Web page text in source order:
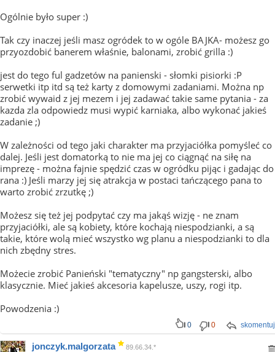
Ogólnie było super :)
Tak czy inaczej jeśli masz ogródek to w ogóle BAJKA- możesz go
przyozdobić banerem właśnie, balonami, zrobić grilla :)
jest do tego ful gadzetów na panienski - słomki pisiorki :P
serwetki itp itd są też karty z domowymi zadaniami. Można np
zrobić wywaid z jej mezem i jej zadawać takie same pytania - za
kazda zla odpowiedz musi wypić karniaka, albo wykonać jakieś
zadanie ;)
W zależności od tego jaki charakter ma przyjaciółka pomyśleć co
dalej. Jeśli jest domatorką to nie ma jej co ciągnąć na siłę na
imprezę - można fajnie spędzić czas w ogródku pijąc i gadając do
rana :) Jeśli marzy jej się atrakcja w postaci tańczącego pana to
warto zrobić zrzutkę ;)
Możesz się też jej podpytać czy ma jakąś wizję - ne znam
przyjaciółki, ale są kobiety, które kochają niespodzianki, a są
takie, które wolą mieć wszystko wg planu a niespodzianki to dla
nich zbędny stres.
Możecie zrobić Panieński "tematyczny" np gangsterski, albo
klasycznie. Mieć jakieś akcesoria kapelusze, uszy, rogi itp.
Powodzenia :)
skomentuj
0 0
jonczyk.malgorzata 89.66.34.*